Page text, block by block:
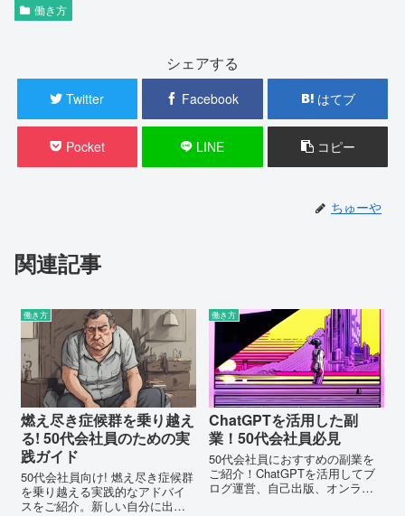
働き方
シェアする
Twitter Facebook はてブ
Pocket LINE コピー
ちゅーや
関連記事
働き方
燃え尽き症候群を乗り越え
る! 50代会社員のための実
践ガイド
50代会社員向け! 燃え尽き症候群
を乗り越える実践的なアドバイ
スをご紹介。新しい自分に出会
働き方
ChatGPTを活用した副
業！50代会社員必見
50代会社員におすすめの副業を
ご紹介！ChatGPTを活用してブ
ログ運営、自己出版、オンライ